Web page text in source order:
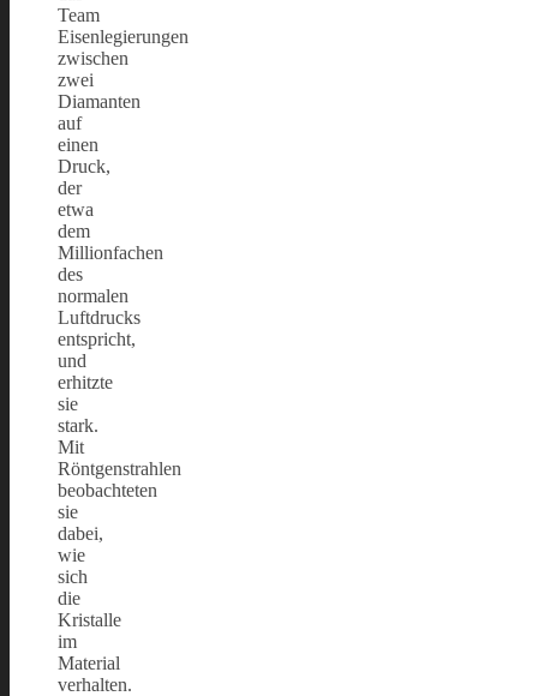
Team
Eisenlegierungen
zwischen
zwei
Diamanten
auf
einen
Druck,
der
etwa
dem
Millionfachen
des
normalen
Luftdrucks
entspricht,
und
erhitzte
sie
stark.
Mit
Röntgenstrahlen
beobachteten
sie
dabei,
wie
sich
die
Kristalle
im
Material
verhalten.